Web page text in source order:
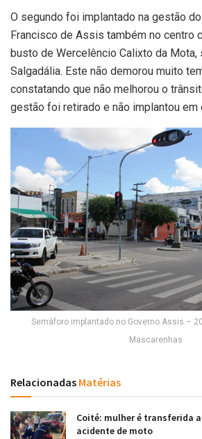
O segundo foi implantado na gestão
Francisco de Assis também no centro
busto de Wercelêncio Calixto da Mota,
Salgadália. Este não demorou muito
constatando que não melhorou o
gestão foi retirado e não implantou em
Semáforo implantado no Governo Assis –
Mascarenhas
Relacionadas Matérias
Coité: mulher é transferida
acidente de moto